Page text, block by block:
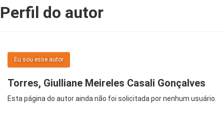
Perfil do autor
Eu sou esse autor
Torres, Giulliane Meireles Casali Gonçalves
Esta página do autor ainda não foi solicitada por nenhum usuário.